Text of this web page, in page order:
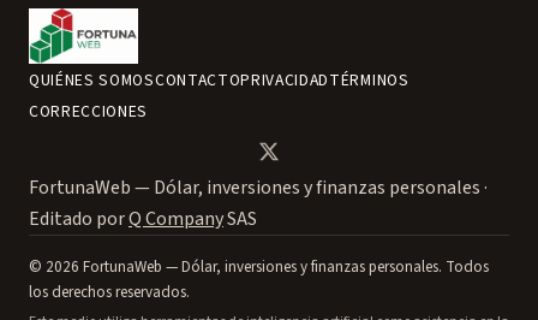
QUIÉNES SOMOSCONTACTOPRIVACIDADTÉRMINOS
CORRECCIONES
FortunaWeb — Dólar, inversiones y finanzas personales ·
Editado porQ CompanySAS
© 2026 FortunaWeb — Dólar, inversiones y finanzas personales. Todos
los derechos reservados.